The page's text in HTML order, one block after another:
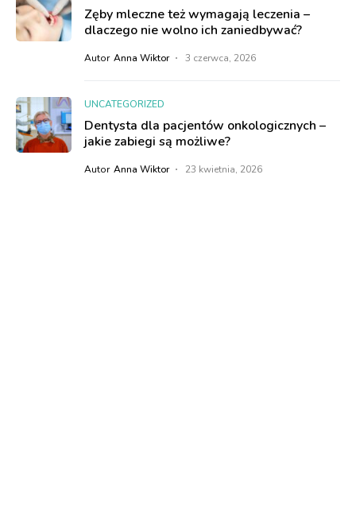
Zęby mleczne też wymagają leczenia –
dlaczego nie wolno ich zaniedbywać?
Autor Anna Wiktor 3 czerwca, 2026
UNCATEGORIZED
Dentysta dla pacjentów onkologicznych –
jakie zabiegi są możliwe?
Autor Anna Wiktor 23 kwietnia, 2026